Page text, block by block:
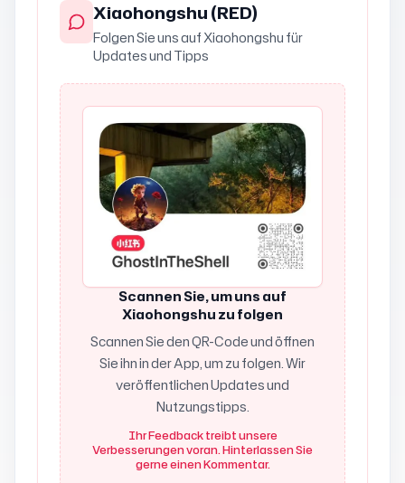
Xiaohongshu (RED)
Folgen Sie uns auf Xiaohongshu für
Updates und Tipps
Scannen Sie, um uns auf
Xiaohongshu zu folgen
Scannen Sie den QR-Code und öffnen
Sie ihn in der App, um zu folgen. Wir
veröffentlichen Updates und
Nutzungstipps.
Ihr Feedback treibt unsere
Verbesserungen voran. Hinterlassen Sie
gerne einen Kommentar.